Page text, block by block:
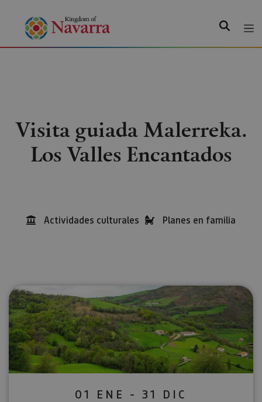
Search
Visita guiada Malerreka.
Los Valles Encantados
Actividades culturales Planes en familia
01 ENE - 31 DIC